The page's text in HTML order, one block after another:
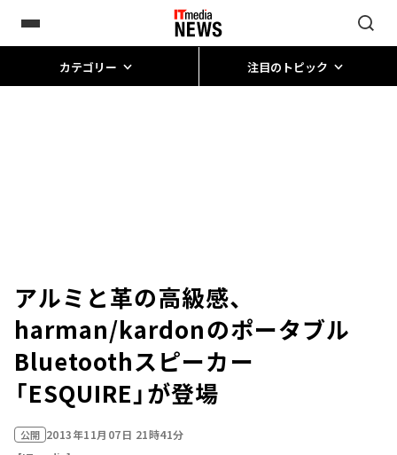
カテゴリー 注目のトピック
アルミと革の高級感、
harman/kardonのポータブル
Bluetoothスピーカー
「ESQUIRE」が登場
公開 2013年11月07日 21時41分